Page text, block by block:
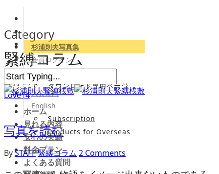
杉浦則夫写真集
会員ログイン
会員専用サイト
ダウンロード専用ページ
入会案内
English
Subscription
Products for Overseas
ホーム
見れる内容
安心の実績
料金プラン
よくある質問
Category
緊縛コラム
12月21
Love14
写真を読む
BySTAFF緊縛コラム 2 Comments